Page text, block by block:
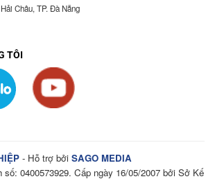
Châu, TP. Đà Nẵng
TÔI
- Hỗ trợ bởi SAGO MEDIA
số: 0400573929. Cấp ngày 16/05/2007 bởi Sở Kế